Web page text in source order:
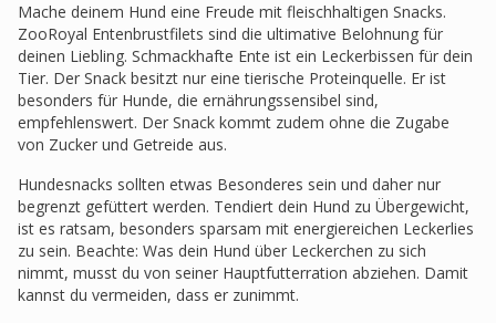
Mache deinem Hund eine Freude mit fleischhaltigen Snacks.
ZooRoyal Entenbrustfilets sind die ultimative Belohnung für
deinen Liebling. Schmackhafte Ente ist ein Leckerbissen für dein
Tier. Der Snack besitzt nur eine tierische Proteinquelle. Er ist
besonders für Hunde, die ernährungssensibel sind,
empfehlenswert. Der Snack kommt zudem ohne die Zugabe
von Zucker und Getreide aus.
Hundesnacks sollten etwas Besonderes sein und daher nur
begrenzt gefüttert werden. Tendiert dein Hund zu Übergewicht,
ist es ratsam, besonders sparsam mit energiereichen Leckerlies
zu sein. Beachte: Was dein Hund über Leckerchen zu sich
nimmt, musst du von seiner Hauptfutterration abziehen. Damit
kannst du vermeiden, dass er zunimmt.